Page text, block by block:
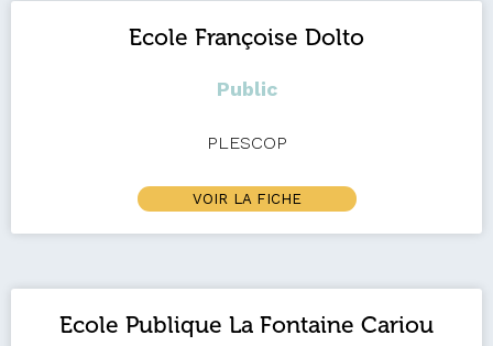
Ecole Françoise Dolto
Public
PLESCOP
VOIR LA FICHE
Ecole Publique La Fontaine Cariou